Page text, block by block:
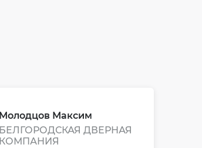
Молодцов Максим
БЕЛГОРОДСКАЯ ДВЕРНАЯ
КОМПАНИЯ